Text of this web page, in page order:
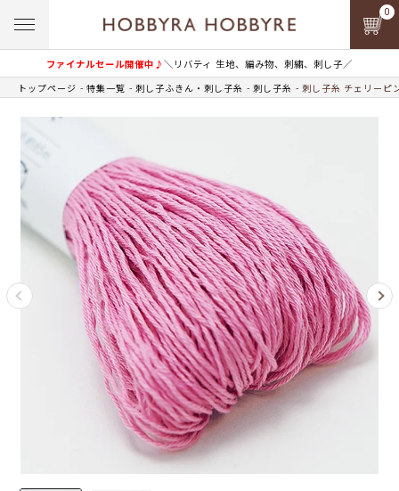
ファイナルセール開催中♪＼リバティ 生地、編み物、刺繍、刺し子／
0
トップページ 特集一覧 刺し子ふきん・刺し子糸 刺し子糸 刺し子糸 チェリーピ